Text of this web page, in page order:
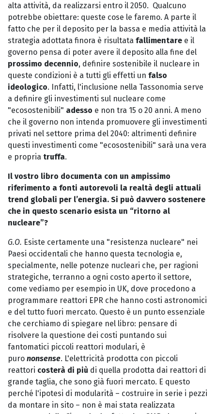
alta attività, da realizzarsi entro il 2050. Qualcuno
potrebbe obiettare: queste cose le faremo. A parte il
fatto che per il deposito per la bassa e media attività la
strategia adottata finora è risultata fallimentare e il
governo pensa di poter avere il deposito alla fine del
prossimo decennio, definire sostenibile il nucleare in
queste condizioni è a tutti gli effetti un falso
ideologico. Infatti, l'inclusione nella Tassonomia serve
a definire gli investimenti sul nucleare come
"ecosostenibili" adesso e non tra 15 o 20 anni. A meno
che il governo non intenda promuovere gli investimenti
privati nel settore prima del 2040: altrimenti definire
questi investimenti come "ecosostenibili" sarà una vera
e propria truffa.
Il vostro libro documenta con un ampissimo
riferimento a fonti autorevoli la realtà degli attuali
trend globali per l’energia. Si può davvero sostenere
che in questo scenario esista un “ritorno al
nucleare”?
G.O. Esiste certamente una "resistenza nucleare" nei
Paesi occidentali che hanno questa tecnologia e,
specialmente, nelle potenze nucleari che, per ragioni
strategiche, terranno a ogni costo aperto il settore,
come vediamo per esempio in UK, dove procedono a
programmare reattori EPR che hanno costi astronomici
e del tutto fuori mercato. Questo è un punto essenziale
che cerchiamo di spiegare nel libro: pensare di
risolvere la questione dei costi puntando sui
fantomatici piccoli reattori modulari, è
puro nonsense. L'elettricità prodotta con piccoli
reattori costerà di più di quella prodotta dai reattori di
grande taglia, che sono già fuori mercato. E questo
perché l'ipotesi di modularità – costruire in serie i pezzi
da montare in sito – non è mai stata realizzata